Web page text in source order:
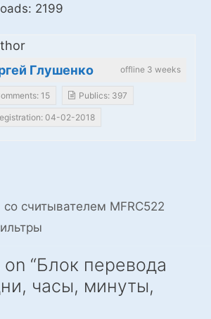
2199
offline 3 weeks
Глушенко
15 Publics: 397
04-02-2018
считывателем MFRC522
“Блок перевода
часы, минуты,